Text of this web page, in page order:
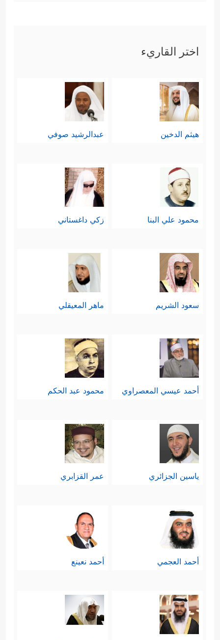
اختر القاريء
هيثم الدخين عبدالرشيد صوفي
محمود علي البنا زكي داغستاني
سعود الشريم ماهر المعيقلي
أحمد عيسي المعصراوي محمود عبد الحكم
ياسين الجزائري عمر القزابري
أحمد العجمي أحمد نعينع